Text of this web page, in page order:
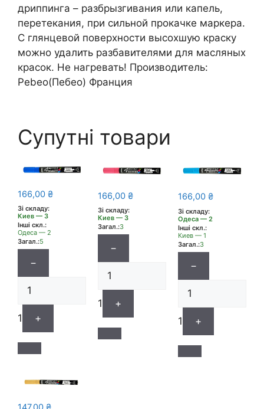
дриппинга – разбрызгивания или капель,
перетекания, при сильной прокачке маркера.
С глянцевой поверхности высохшую краску
можно удалить разбавителями для масляных
красок. Не нагревать! Производитель:
Pebeo(Пебео) Франция
Супутні товари
166,00 ₴
Зі складу:
Киев — 3
Інші скл.:
Одеса — 2
Загал.:5
−
1 +
166,00 ₴
Зі складу:
Киев — 3
Загал.:3
−
1 +
166,00 ₴
Зі складу:
Одеса — 2
Інші скл.:
Киев — 1
Загал.:3
−
1 +